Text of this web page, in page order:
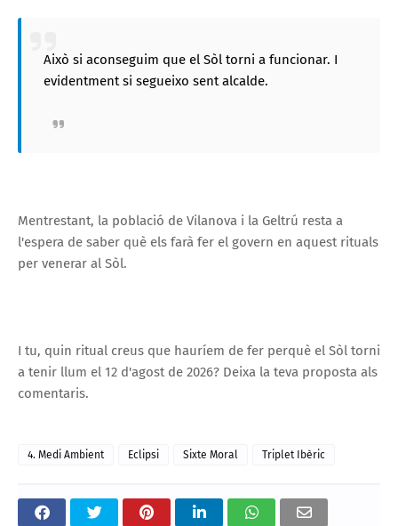
Això si aconseguim que el Sòl torni a funcionar. I
evidentment si segueixo sent alcalde.
Mentrestant, la població de Vilanova i la Geltrú resta a
l'espera de saber què els farà fer el govern en aquest rituals
per venerar al Sòl.
I tu, quin ritual creus que hauríem de fer perquè el Sòl torni
a tenir llum el 12 d'agost de 2026? Deixa la teva proposta als
comentaris.
4. Medi Ambient Eclipsi Sixte Moral Triplet Ibèric